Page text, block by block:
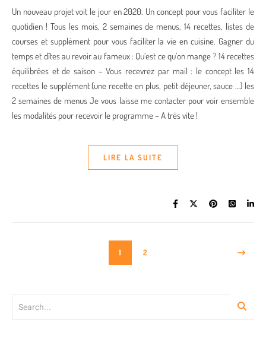
Un nouveau projet voit le jour en 2020. Un concept pour vous faciliter le
quotidien ! Tous les mois, 2 semaines de menus, 14 recettes, listes de
courses et supplément pour vous faciliter la vie en cuisine. Gagner du
temps et dîtes au revoir au fameux : Qu’est ce qu’on mange ? 14 recettes
équilibrées et de saison – Vous recevrez par mail : le concept les 14
recettes le supplément (une recette en plus, petit déjeuner, sauce …) les
2 semaines de menus Je vous laisse me contacter pour voir ensemble
les modalités pour recevoir le programme – A très vite !
LIRE LA SUITE
1 2